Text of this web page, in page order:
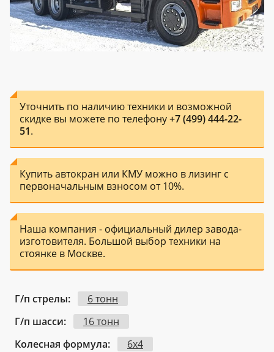
Уточнить по наличию техники и возможной
скидке вы можете по телефону+7 (499) 444-22-
51.
Купить автокран или КМУ можно в лизинг с
первоначальным взносом от 10%.
Наша компания - официальный дилер завода-
изготовителя. Большой выбор техники на
стоянке в Москве.
Г/п стрелы:
6 тонн
Г/п шасси:
16 тонн
Колесная формула:
6х4